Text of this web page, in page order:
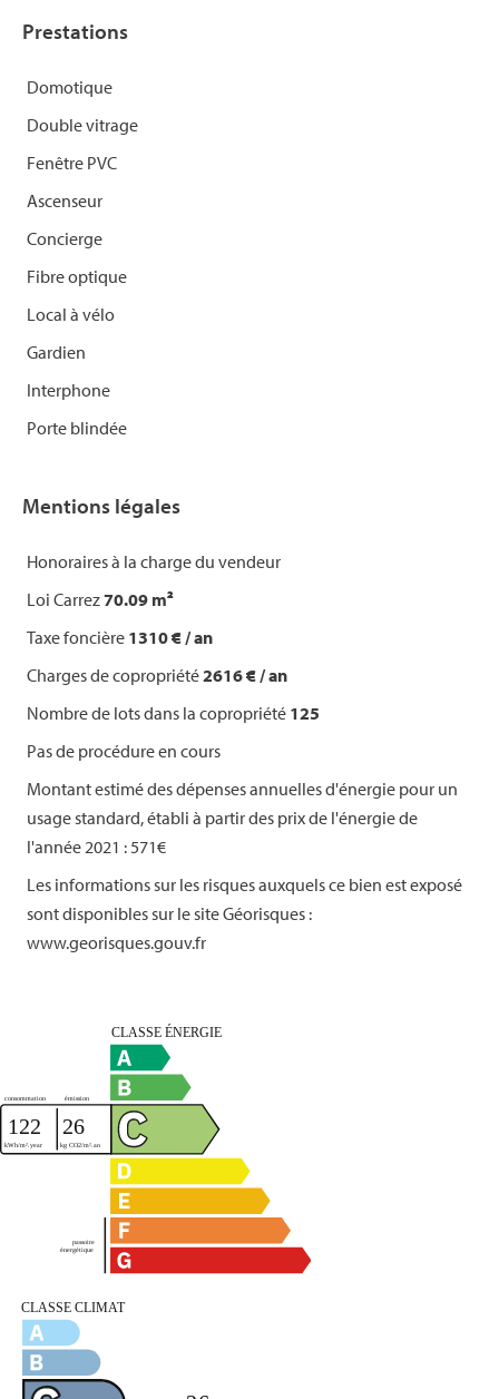
Prestations
Domotique
Double vitrage
Fenêtre PVC
Ascenseur
Concierge
Fibre optique
Local à vélo
Gardien
Interphone
Porte blindée
Mentions légales
Honoraires à la charge du vendeur
Loi Carrez70.09 m²
Taxe foncière 1310 € / an
Charges de copropriété2616 € / an
Nombre de lots dans la copropriété 125
Pas de procédure en cours
Montant estimé des dépenses annuelles d'énergie pour un
usage standard, établi à partir des prix de l'énergie de
l'année 2021 : 571€
Les informations sur les risques auxquels ce bien est exposé
sont disponibles sur le site Géorisques :
www.georisques.gouv.fr